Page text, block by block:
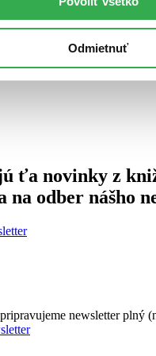
Odmietnuť
ťa novinky z
na odber nášho
newsletter plný